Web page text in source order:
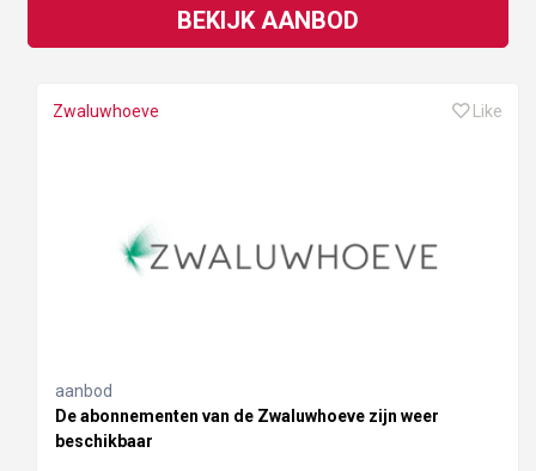
BEKIJK AANBOD
Zwaluwhoeve Like
aanbod
De abonnementen van de Zwaluwhoeve zijn weer
beschikbaar